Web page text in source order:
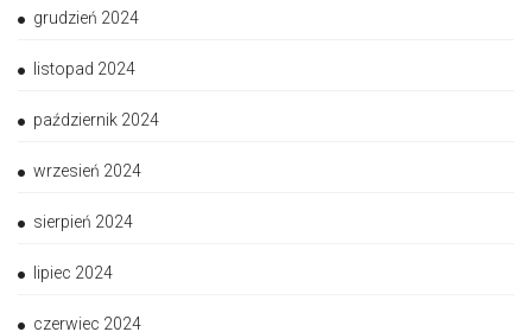
grudzień 2024
listopad 2024
październik 2024
wrzesień 2024
sierpień 2024
lipiec 2024
czerwiec 2024